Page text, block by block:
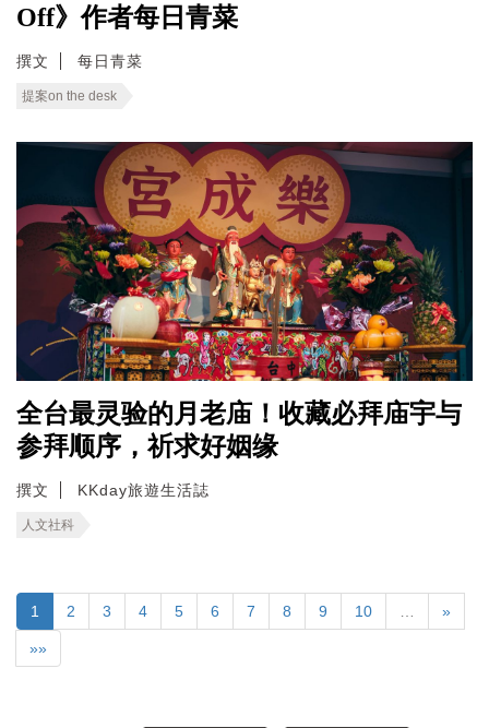
Off》作者每日青菜
撰文 每日青菜
提案on the desk
全台最灵验的月老庙！收藏必拜庙宇与
参拜顺序，祈求好姻缘
撰文 KKday旅遊生活誌
人文社科
1 2 3 4 5 6 7 8 9 10 »
»»